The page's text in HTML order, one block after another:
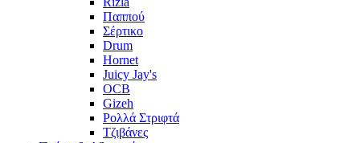
Παππού
Σέρτικο
Drum
Hornet
Juicy Jay's
OCB
Gizeh
Ρολλά Στριφτά
Τζιβάνες